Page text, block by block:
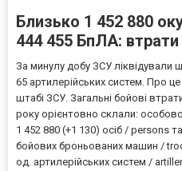
Близько 1 452 880
444 455 БпЛА:
За минулу добу ЗСУ ліквідували
65 артилерійських систем. Про
штабі ЗСУ. Загальні бойові
року орієнтовно склали:
1 452 880 (+1 130) осіб / persons
бойових броньованих машин /
од. артилерійських систем /